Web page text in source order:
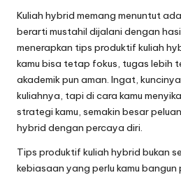
Kuliah hybrid memang menuntut
berarti mustahil dijalani dengan
menerapkan tips produktif kuliah
kamu bisa tetap fokus, tugas lebih
akademik pun aman. Ingat,
kuliahnya, tapi di cara kamu
strategi kamu, semakin besar
hybrid dengan percaya diri.
Tips produktif kuliah hybrid bukan
kebiasaan yang perlu kamu